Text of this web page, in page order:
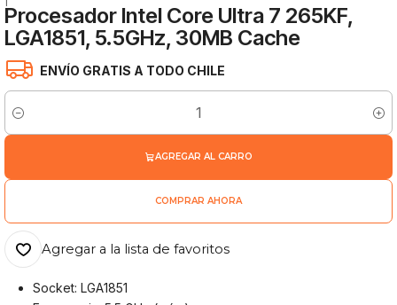
Procesador Intel Core Ultra 7 265KF,
LGA1851, 5.5GHz, 30MB Cache
ENVÍO GRATIS A TODO CHILE
Cantidad
AGREGAR AL CARRO
COMPRAR AHORA
Agregar a la lista de favoritos
Socket: LGA1851